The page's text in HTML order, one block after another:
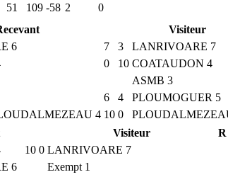
51 109 -58 2
0
Visiteur
6 7 3 LANRIVOARE 7
0 10 COATAUDON 4
ASMB 3
6 4 PLOUMOGUER 5
4 10 0
Visiteur R
10 0 LANRIVOARE 7
6 Exempt 1